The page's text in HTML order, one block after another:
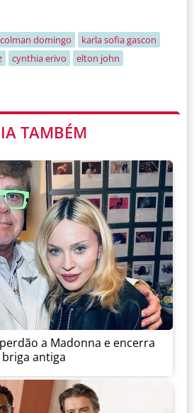
colman domingo
karla sofia gascon
cynthia erivo elton john
TAMBÉM
a Madonna e encerra
briga antiga